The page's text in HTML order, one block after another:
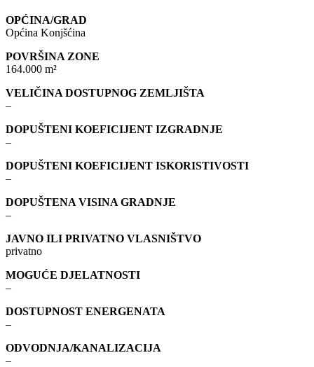
OPĆINA/GRAD
Općina Konjšćina
POVRŠINA ZONE
164.000 m²
VELIČINA DOSTUPNOG ZEMLJIŠTA
–
DOPUŠTENI KOEFICIJENT IZGRADNJE
–
DOPUŠTENI KOEFICIJENT ISKORISTIVOSTI
–
DOPUŠTENA VISINA GRADNJE
–
JAVNO ILI PRIVATNO VLASNIŠTVO
privatno
MOGUĆE DJELATNOSTI
–
DOSTUPNOST ENERGENATA
–
ODVODNJA/KANALIZACIJA
–